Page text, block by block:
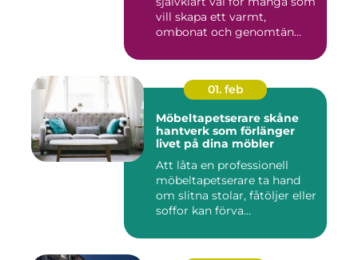
vill skapa ett varmt,
ombonat och genomtän...
01. feb
Möbeltapetserare skåne
hantverk som förlänger
livet på dina möbler
Att låta en professionell
möbeltapetserare ta hand
om slitna stolar, fåtöljer eller
soffor kan förva...